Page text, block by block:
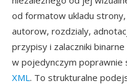
od formatow ukladu
autorow, rozdzialy,
przypisy i zalaczniki
w pojedynczym poprawnie
XML. To strukturalne